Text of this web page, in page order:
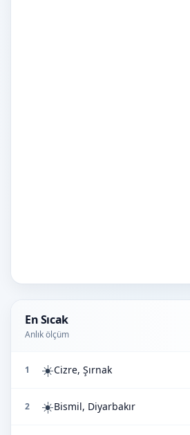
En Sıcak
Anlık ölçüm
1 ☀️Cizre, Şırnak
2 ☀️Bismil, Diyarbakır